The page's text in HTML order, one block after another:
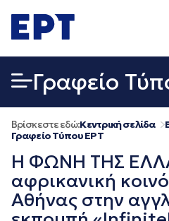
σε
περιεχόμενο
Γραφείο
Βρίσκεστε εδώ:Κεντρική σελίδα
Γραφείο Τύπου ΕΡΤ
Η ΦΩΝΗ ΤΗΣ
αφρικανική
Αθήνας στην